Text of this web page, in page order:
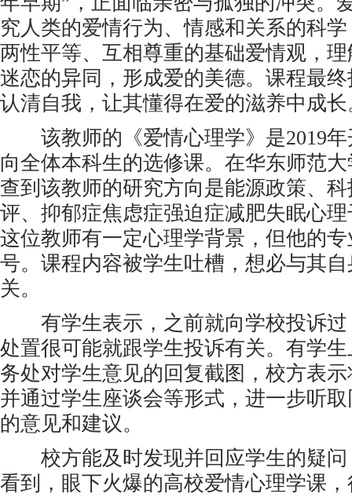
究人类的爱情行为、情感和关系的科
两性平等、互相尊重的基础爱情观，
迷恋的异同，形成爱的美德。课程最
认清自我，让其懂得在爱的滋养中成长
该教师的《爱情心理学》是2019年
向全体本科生的选修课。在华东师范
查到该教师的研究方向是能源政策、
评、抑郁症焦虑症强迫症减肥失眠心
这位教师有一定心理学背景，但他的
号。课程内容被学生吐槽，想必与其
关。
有学生表示，之前就向学校投诉过
处置很可能就跟学生投诉有关。有学
务处对学生意见的回复截图，校方表
并通过学生座谈会等形式，进一步听
的意见和建议。
校方能及时发现并回应学生的疑问
看到，眼下火爆的高校爱情心理学课